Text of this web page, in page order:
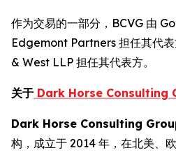
作为交易的一部分，BCVG 由
Edgemont Partners 担任其代
& West LLP 担任其代表方。
关于 Dark Horse Consulting
Dark Horse Consulting
构，成立于 2014 年，在北美、